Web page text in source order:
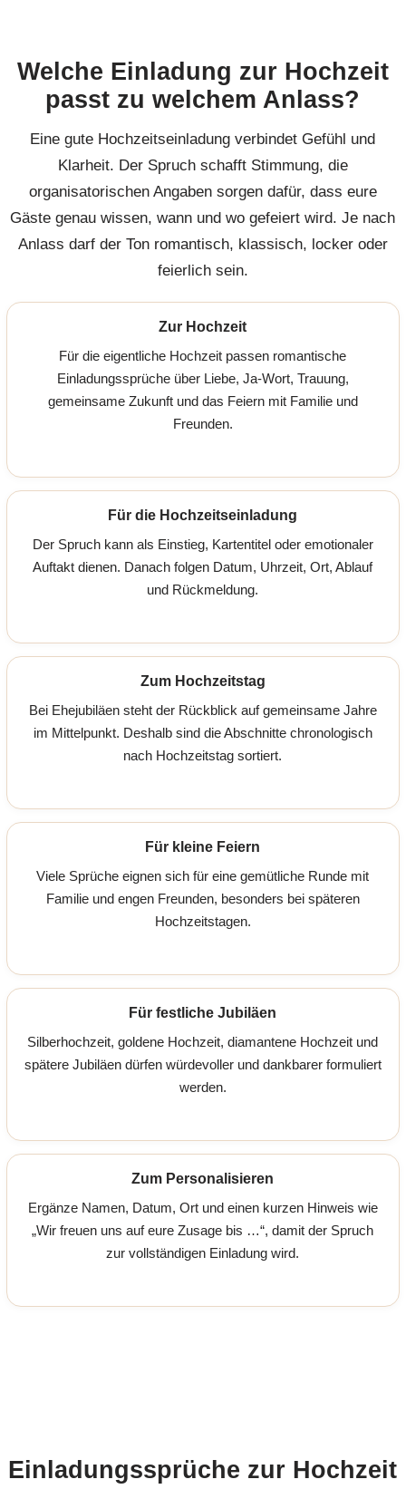
Welche Einladung zur Hochzeit
passt zu welchem Anlass?
Eine gute Hochzeitseinladung verbindet Gefühl und
Klarheit. Der Spruch schafft Stimmung, die
organisatorischen Angaben sorgen dafür, dass eure
Gäste genau wissen, wann und wo gefeiert wird. Je nach
Anlass darf der Ton romantisch, klassisch, locker oder
feierlich sein.
Zur Hochzeit
Für die eigentliche Hochzeit passen romantische
Einladungssprüche über Liebe, Ja-Wort, Trauung,
gemeinsame Zukunft und das Feiern mit Familie und
Freunden.
Für die Hochzeitseinladung
Der Spruch kann als Einstieg, Kartentitel oder emotionaler
Auftakt dienen. Danach folgen Datum, Uhrzeit, Ort, Ablauf
und Rückmeldung.
Zum Hochzeitstag
Bei Ehejubiläen steht der Rückblick auf gemeinsame Jahre
im Mittelpunkt. Deshalb sind die Abschnitte chronologisch
nach Hochzeitstag sortiert.
Für kleine Feiern
Viele Sprüche eignen sich für eine gemütliche Runde mit
Familie und engen Freunden, besonders bei späteren
Hochzeitstagen.
Für festliche Jubiläen
Silberhochzeit, goldene Hochzeit, diamantene Hochzeit und
spätere Jubiläen dürfen würdevoller und dankbarer formuliert
werden.
Zum Personalisieren
Ergänze Namen, Datum, Ort und einen kurzen Hinweis wie
„Wir freuen uns auf eure Zusage bis …“, damit der Spruch
zur vollständigen Einladung wird.
Einladungssprüche zur Hochzeit